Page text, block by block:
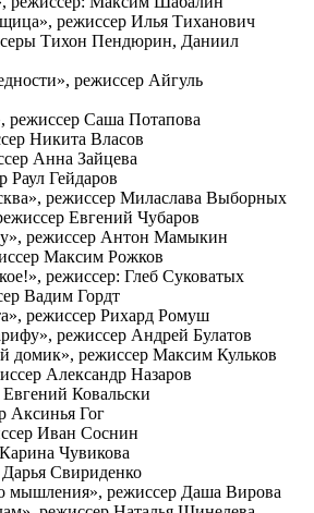
режиссер Илья Тиханович
Тихон Пендюрин, Даниил
режиссер Айгуль
режиссер Саша Потапова
Никита Власов
Анна Зайцева
Раул Гейдаров
режиссер Миласлава Выборных
Евгений Чубаров
режиссер Антон Мамыкин
Максим Рожков
режиссер: Глеб Суковатых
Вадим Гордт
режиссер Рихард Ромуш
режиссер Андрей Булатов
домик», режиссер Максим Кульков
Александр Назаров
Ковальски
Аксинья Гог
Иван Соснин
Чувикова
Свириденко
мышления», режиссер Даша Вирова